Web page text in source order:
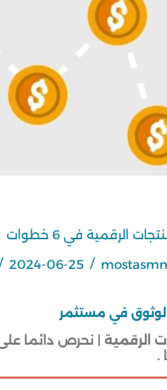
الرقمية في 6 خطوات
2024-06-25
في مستثمر
الرقمية | نحرص دائما
.